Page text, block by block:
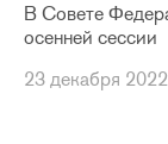
В Совете
осенней сессии
23 декабря 2022